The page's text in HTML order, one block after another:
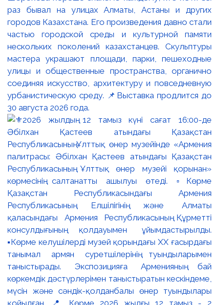
раз бывал на улицах Алматы, Астаны и других
городов Казахстана. Его произведения давно стали
частью городской среды и культурной памяти
нескольких поколений казахстанцев. Скульптуры
мастера украшают площади, парки, пешеходные
улицы и общественные пространства, органично
соединяя искусство, архитектуру и повседневную
урбанистическую среду. 📌Выставка продлится до
30 августа 2026 года.